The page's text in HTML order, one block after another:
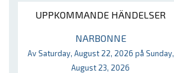
UPPKOMMANDE HÄNDELSER
NARBONNE
Av Saturday, August 22, 2026 på Sunday,
August 23, 2026